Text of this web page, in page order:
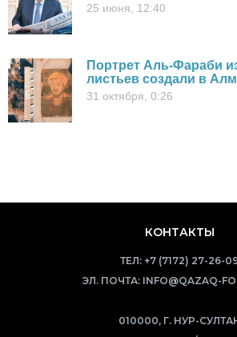
25 июня, 12:40
Портрет Аль-Фараби
листьев создали в
31 октября, 0:26
КОНТАКТЫ
ТЕЛ: +7 (7172) 27-26-
ЭЛ. ПОЧТА: INFO@QAZAQ-
010000, Г. НУР-